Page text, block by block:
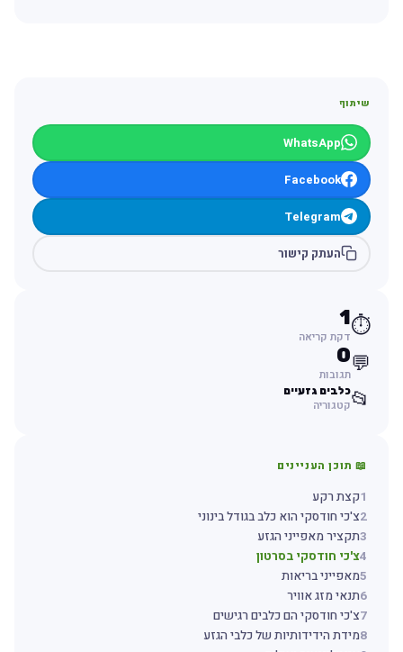
שיתוף
WhatsApp
Facebook
Telegram
העתק קישור
⏱️
1
דקת קריאה
💬
0
תגובות
📂כלבים גזעיים
קטגוריה
📖 תוכן העניינים
1קצת רקע
2צ'כי חודסקי הוא כלב בגודל בינוני
3תקציר מאפייני הגזע
4צ'כי חודסקי בסרטון
5מאפייני בריאות
6תנאי מזג אוויר
7צ'כי חודסקי הם כלבים רגישים
8מידת הידידותיות של כלבי הגזע